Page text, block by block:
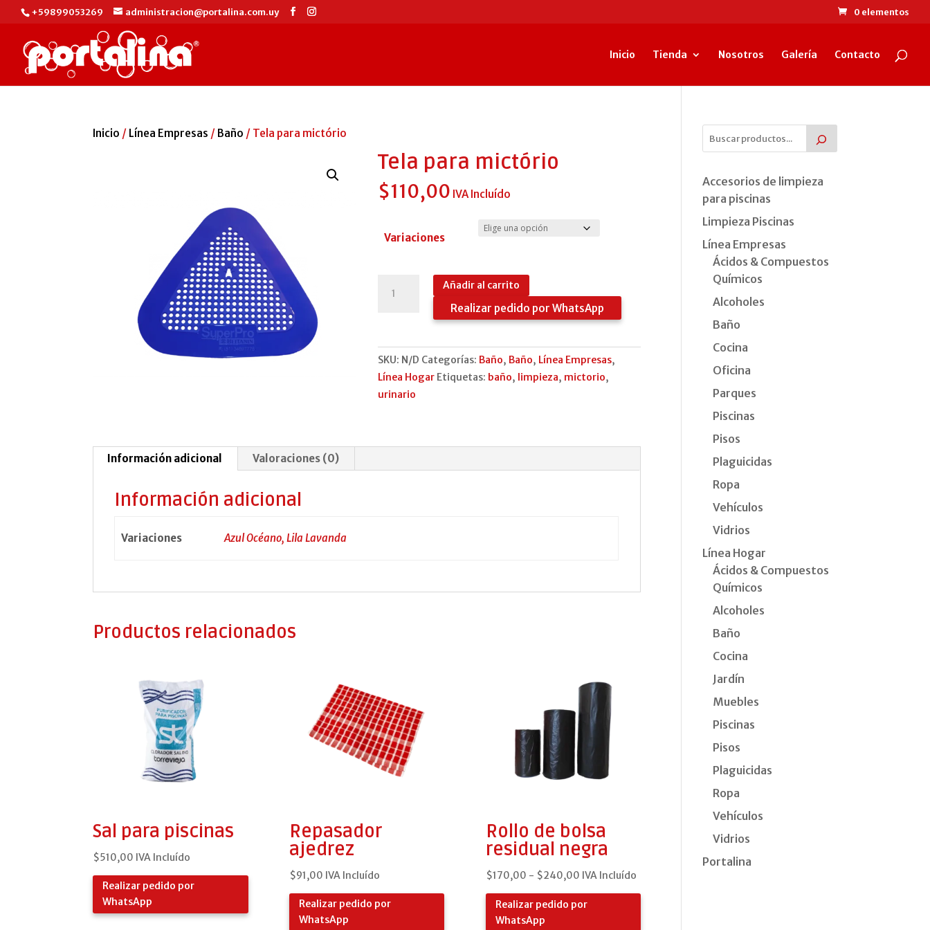
+59899053269 administracion@portalina.com.uy 0 elementos
Inicio Tienda Nosotros Galería Contacto
Inicio / Línea Empresas / Baño / Tela para mictório
Tela para mictório
$110,00 IVA Incluído
Variaciones
para
Añadir al carrito
Realizar pedido por WhatsApp
SKU: N/D Categorías: Baño, Baño, Línea Empresas,
Línea Hogar Etiquetas: baño, limpieza, mictorio,
urinario
Información adicional Valoraciones (0)
Información adicional
Variaciones Azul Océano, Lila Lavanda
Productos relacionados
Sal para piscinas
$510,00 IVA Incluído
Realizar pedido por
WhatsApp
Repasador
ajedrez
$91,00 IVA Incluído
Realizar pedido por
WhatsApp
Rollo de bolsa
residual negra
$170,00 - $240,00Rango
de
precios:
IVA Incluído
Realizar pedido por
WhatsApp
Accesorios de limpieza
para piscinas
Limpieza Piscinas
Línea Empresas
Ácidos & Compuestos
Químicos
Alcoholes
Baño
Cocina
Oficina
Parques
Piscinas
Pisos
Plaguicidas
Ropa
Vehículos
Vidrios
Línea Hogar
Ácidos & Compuestos
Químicos
Alcoholes
Baño
Cocina
Jardín
Muebles
Piscinas
Pisos
Plaguicidas
Ropa
Vehículos
Vidrios
Portalina